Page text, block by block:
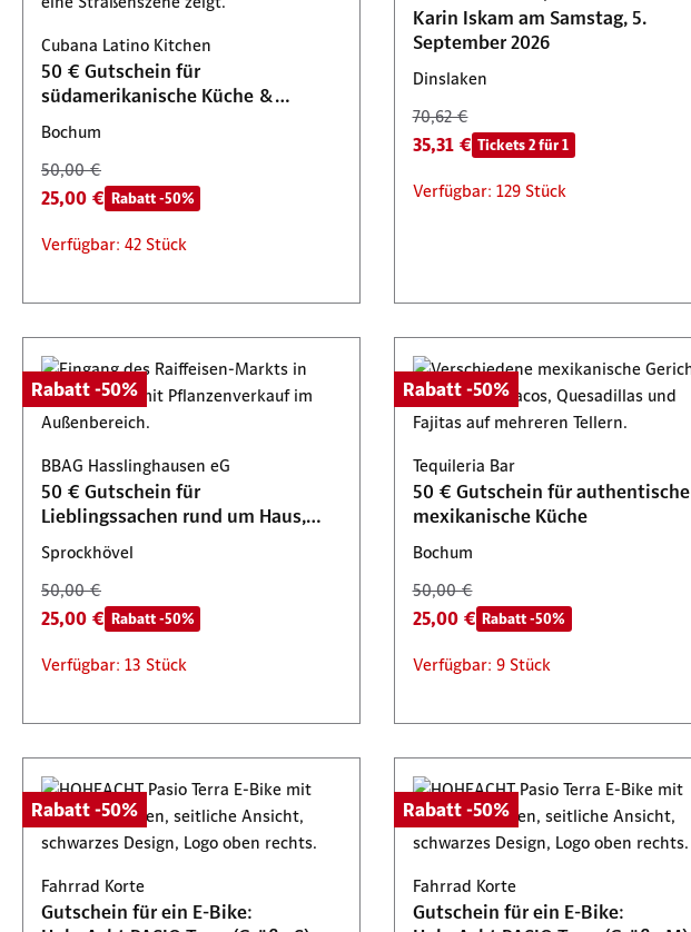
Oberhausen
71,90 €
35,95 € Tickets 2 für 1
Verfügbar: 34 Stück
39,90 € Tickets 2 für 1
Verfügbar: 78 Stück
Cubana Latino Kitchen
50 € Gutschein für
südamerikanische Küche &
Cocktails
Bochum
50,00 €
25,00 € Rabatt -50%
Verfügbar: 42 Stück
Karin Iskam am Samstag, 5.
September 2026
Dinslaken
70,62 €
35,31 € Tickets 2 für 1
Verfügbar: 129 Stück
Rabatt -50%
BBAG Hasslinghausen eG
50 € Gutschein für
Lieblingssachen rund um Haus,
Garten & Tier
Sprockhövel
50,00 €
25,00 € Rabatt -50%
Verfügbar: 13 Stück
Rabatt -50%
Tequileria Bar
50 € Gutschein für authentische
mexikanische Küche
Bochum
50,00 €
25,00 € Rabatt -50%
Verfügbar: 9 Stück
Rabatt -50%
Fahrrad Korte
Gutschein für ein E-Bike:
Rabatt -50%
Fahrrad Korte
Gutschein für ein E-Bike: